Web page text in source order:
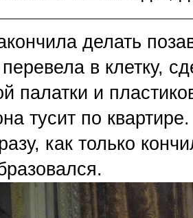
делать
в клетку,
палатки и
тусит по
как только